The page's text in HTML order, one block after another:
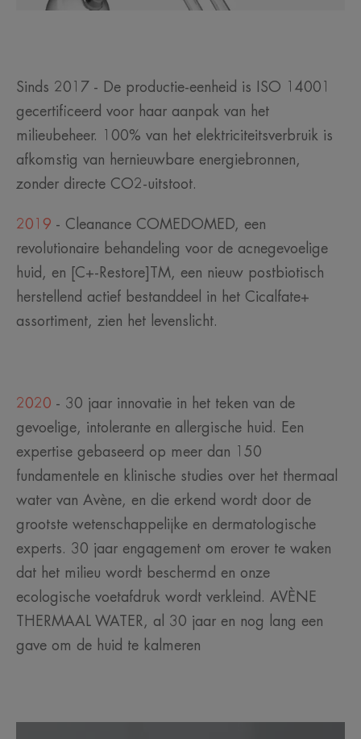
Sinds 2017 - De productie-eenheid is ISO 14001
gecertificeerd voor haar aanpak van het
milieubeheer. 100% van het elektriciteitsverbruik is
afkomstig van hernieuwbare energiebronnen,
zonder directe CO2-uitstoot.
2019 - Cleanance COMEDOMED, een
revolutionaire behandeling voor de acnegevoelige
huid, en [C+-Restore]TM, een nieuw postbiotisch
herstellend actief bestanddeel in het Cicalfate+
assortiment, zien het levenslicht.
2020 - 30 jaar innovatie in het teken van de
gevoelige, intolerante en allergische huid. Een
expertise gebaseerd op meer dan 150
fundamentele en klinische studies over het thermaal
water van Avène, en die erkend wordt door de
grootste wetenschappelijke en dermatologische
experts. 30 jaar engagement om erover te waken
dat het milieu wordt beschermd en onze
ecologische voetafdruk wordt verkleind. AVÈNE
THERMAAL WATER, al 30 jaar en nog lang een
gave om de huid te kalmeren